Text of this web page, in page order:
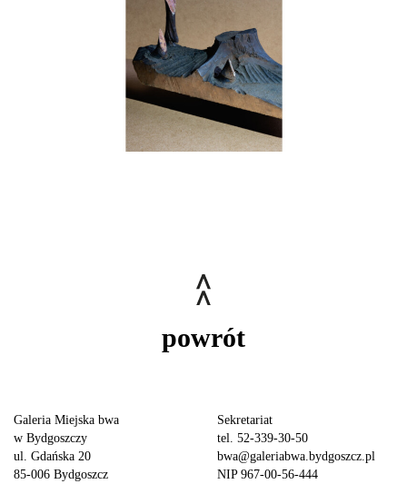
powrót
Galeria Miejska bwa
w Bydgoszczy
ul. Gdańska 20
85-006 Bydgoszcz
Sekretariat
tel. 52-339-30-50
bwa@galeriabwa.bydgoszcz.pl
NIP 967-00-56-444